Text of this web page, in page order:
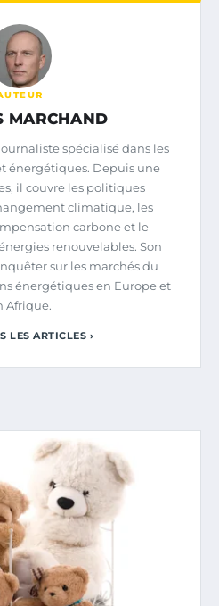
MARCHAND
spécialisé dans les
énergétiques. Depuis une
il couvre les politiques
climatique, les
carbone et le
renouvelables. Son
sur les marchés du
énergétiques en Europe et
Afrique.
LES ARTICLES ›